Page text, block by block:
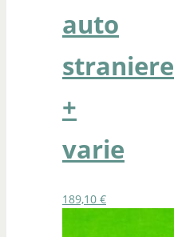
auto
straniere
+
varie
189,10 €